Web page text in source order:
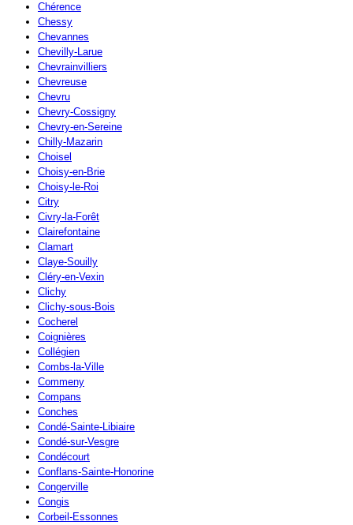
Chérence
Chessy
Chevannes
Chevilly-Larue
Chevrainvilliers
Chevreuse
Chevru
Chevry-Cossigny
Chevry-en-Sereine
Chilly-Mazarin
Choisel
Choisy-en-Brie
Choisy-le-Roi
Citry
Civry-la-Forêt
Clairefontaine
Clamart
Claye-Souilly
Cléry-en-Vexin
Clichy
Clichy-sous-Bois
Cocherel
Coignières
Collégien
Combs-la-Ville
Commeny
Compans
Conches
Condé-Sainte-Libiaire
Condé-sur-Vesgre
Condécourt
Conflans-Sainte-Honorine
Congerville
Congis
Corbeil-Essonnes